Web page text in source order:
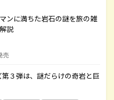
ンに満ちた岩石の謎を旅の雑
説
売
第３弾は、謎だらけの奇岩と巨